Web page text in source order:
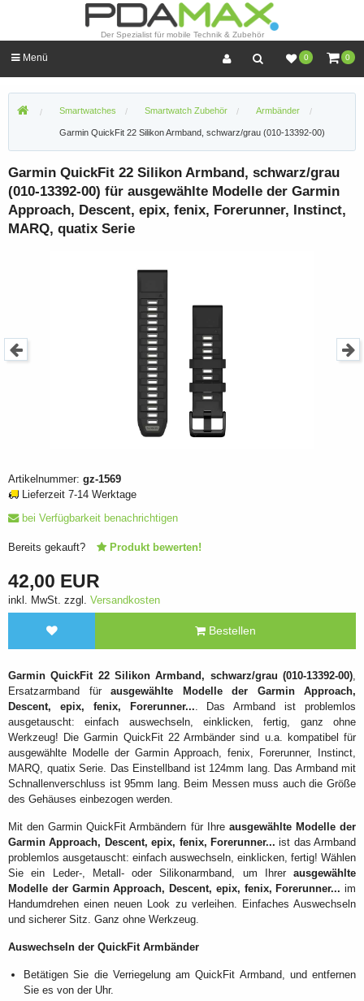
Der Spezialist für mobile Technik & Zubehör
0 0
Menü
Smartwatches Smartwatch Zubehör Armbänder
Garmin QuickFit 22 Silikon Armband, schwarz/grau (010-13392-00)
Garmin QuickFit 22 Silikon Armband, schwarz/grau
(010-13392-00) für ausgewählte Modelle der Garmin
Approach, Descent, epix, fenix, Forerunner, Instinct,
MARQ, quatix Serie
Artikelnummer: gz-1569
Lieferzeit 7-14 Werktage
bei Verfügbarkeit benachrichtigen
Bereits gekauft? Produkt bewerten!
42,00 EUR
inkl. MwSt. zzgl. Versandkosten
Bestellen
Garmin QuickFit 22 Silikon Armband, schwarz/grau (010-13392-00)
Ersatzarmband für ausgewählte Modelle der Garmin Approach,
Descent, epix, fenix, Forerunner... . Das Armband ist problemlos
ausgetauscht: einfach auswechseln, einklicken, fertig, ganz ohne
Werkzeug! Die Garmin QuickFit 22 Armbänder sind u.a. kompatibel für
ausgewählte Modelle der Garmin Approach, fenix, Forerunner, Instinct,
MARQ, quatix Serie. Das Einstellband ist 124mm lang. Das Armband mit
Schnallenverschluss ist 95mm lang. Beim Messen muss auch die Größe
des Gehäuses einbezogen werden.
Mit den Garmin QuickFit Armbändern für Ihre ausgewählte Modelle der
Garmin Approach, Descent, epix, fenix, Forerunner... ist das Armband
problemlos ausgetauscht: einfach auswechseln, einklicken, fertig! Wählen
Sie ein Leder-, Metall- oder Silikonarmband, um Ihrer ausgewählte
Modelle der Garmin Approach, Descent, epix, fenix, Forerunner... im
Handumdrehen einen neuen Look zu verleihen. Einfaches Auswechseln
und sicherer Sitz. Ganz ohne Werkzeug.
Auswechseln der QuickFit Armbänder
Betätigen Sie die Verriegelung am QuickFit Armband, und entfernen
Sie es von der Uhr.